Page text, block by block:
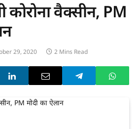
कोरोना वैक्सीन, PM
29, 2020 2 Mins Read